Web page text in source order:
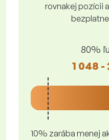
rovnakej pozícii
80%
1 048 -
10% zarába menej